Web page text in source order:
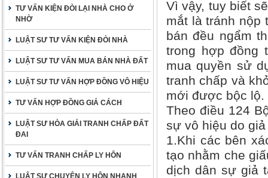
TƯ VẤN KIỆN ĐÒI LẠI NHÀ CHO Ở
NHỜ
LUẬT SƯ TƯ VẤN KIỆN ĐÒI NHÀ
LUẬT SƯ TƯ VẤN MUA BÁN NHÀ ĐẤT
LUẬT SƯ TƯ VẤN HỢP ĐỒNG VÔ HIỆU
TƯ VẤN HỢP ĐỒNG GIẢ CÁCH
LUẬT SƯ HÒA GIẢI TRANH CHẤP ĐẤT
ĐAI
TƯ VẤN TRANH CHẤP LY HÔN
LUẬT SƯ CHUYÊN LY HÔN NHANH
Vì vậy, tuy biết
mắt là tránh nộp
bán đều ngẩm
trong hợp đồng
mua quyền sử
tranh chấp và
mới được bộc lộ.
Theo điều 124
sự vô hiệu do
1.Khi các bên
tạo nhằm che
dịch dân sự giả